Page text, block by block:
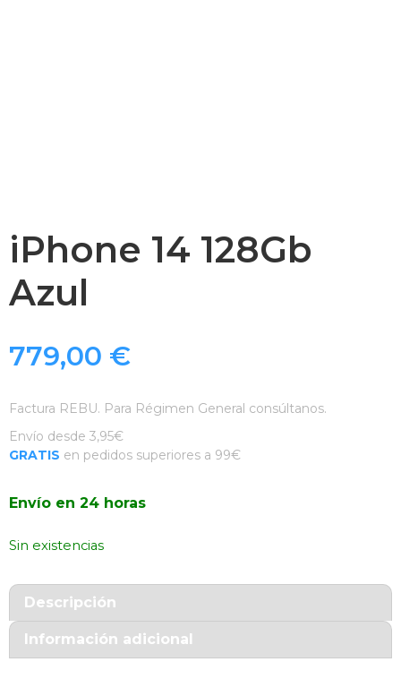
iPhone 14 128Gb
Azul
779,00 €
Factura REBU. Para Régimen General consúltanos.
Envío desde 3,95€
GRATIS en pedidos superiores a 99€
Envío en 24 horas
Sin existencias
Descripción
Información adicional